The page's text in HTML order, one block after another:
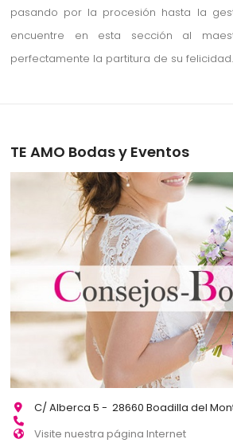
pasando por la procesión hasta la
encuentre en esta sección al
perfectamente la partitura de su felicidad.
TE AMO Bodas y Eventos
C/ Alberca 5 - 28660 Boadilla del
Visite nuestra página Internet